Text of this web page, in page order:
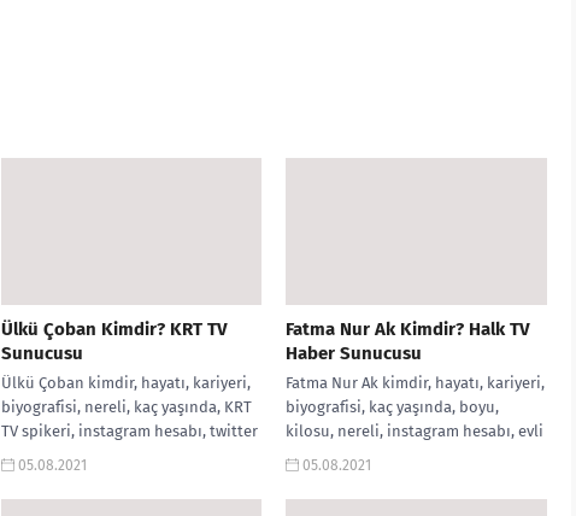
Ülkü Çoban Kimdir? KRT TV
Sunucusu
Ülkü Çoban kimdir, hayatı, kariyeri,
biyografisi, nereli, kaç yaşında, KRT
TV spikeri, instagram hesabı, twitter
hesabı, siyasi görüşü, ekşi, evli...
05.08.2021
Fatma Nur Ak Kimdir? Halk TV
Haber Sunucusu
Fatma Nur Ak kimdir, hayatı, kariyeri,
biyografisi, kaç yaşında, boyu,
kilosu, nereli, instagram hesabı, evli
mi?, Halk TV Haber Sunucusu,...
05.08.2021